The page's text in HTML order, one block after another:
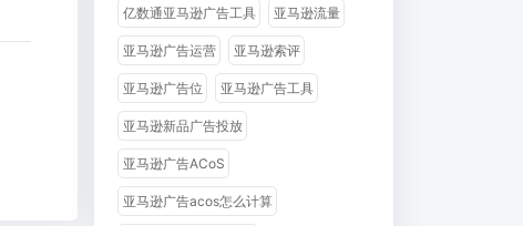
亿数通亚马逊广告工具 亚马逊流量
亚马逊广告运营 亚马逊索评
亚马逊广告位 亚马逊广告工具
亚马逊新品广告投放
亚马逊广告ACoS
亚马逊广告acos怎么计算